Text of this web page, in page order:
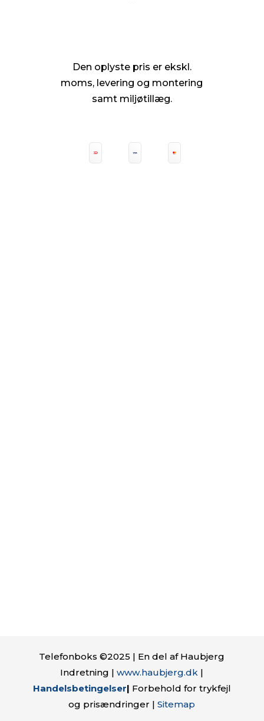
Den oplyste pris er ekskl.
moms, levering og montering
samt miljøtillæg.
Telefonboks ©2025 | En del af Haubjerg
Indretning |www.haubjerg.dk |
Handelsbetingelser| Forbehold for trykfejl
og prisændringer |Sitemap